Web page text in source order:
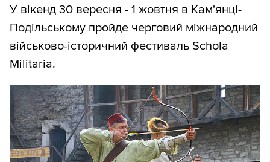
У вікенд 30 вересня - 1 жовтня в Кам'янці-
Подільському пройде черговий міжнародний
військово-історичний фестиваль Schola
Militaria.